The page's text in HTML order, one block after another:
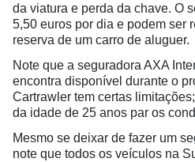
da viatura e perda da chave. O
5,50 euros por dia e podem ser
reserva de um carro de aluguer.
Note que a seguradora AXA
encontra disponível durante o
Cartrawler tem certas
da idade de 25 anos par os
Mesmo se deixar de fazer um
note que todos os veículos na